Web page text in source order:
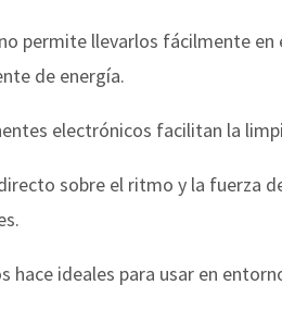
permite llevarlos fácilmente
de energía.
electrónicos facilitan la
sobre el ritmo y la fuerza
hace ideales para usar en